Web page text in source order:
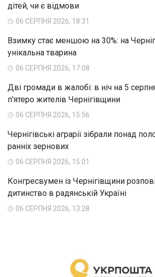
дітей, чи є відмови
06 СЕРПНЯ 2026, 18:31
Взимку стає меншою на 30%: на
унікальна тварина
06 СЕРПНЯ 2026, 17:08
Дві громади в жалобі: в ніч на 5
п'ятеро жителів Чернігівщини
06 СЕРПНЯ 2026, 15:56
Чернігівські аграрії зібрали понад
ранніх зернових
06 СЕРПНЯ 2026, 15:01
Конгресвумен із Чернігівщини
дитинство в радянській Україні
06 СЕРПНЯ 2026, 13:28